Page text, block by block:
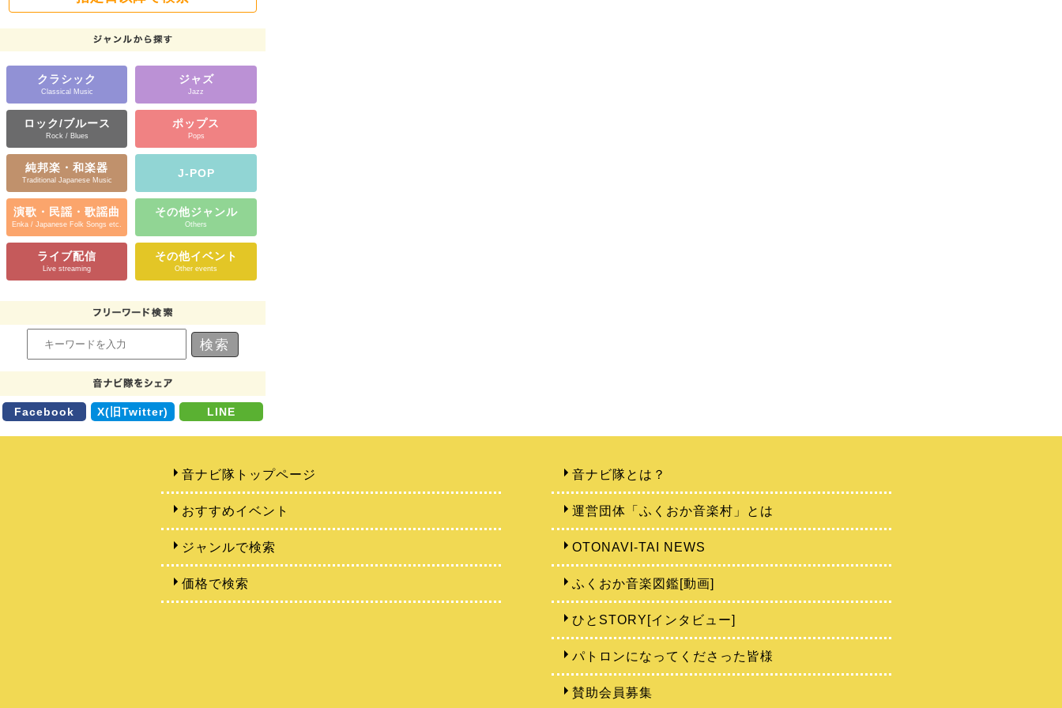
クラシック
Classical Music
ジャズ
Jazz
ロック/ブルース
Rock / Blues
ポップス
Pops
純邦楽・和楽器
Traditional Japanese Music
J-POP
演歌・民謡・歌謡曲
Enka / Japanese Folk Songs etc.
その他ジャンル
Others
ライブ配信
Live streaming
その他イベント
Other events
Facebook X(旧Twitter) LINE
音ナビ隊トップページ
おすすめイベント
ジャンルで検索
価格で検索
音ナビ隊とは？
運営団体「ふくおか音楽村」とは
OTONAVI-TAI NEWS
ふくおか音楽図鑑[動画]
ひとSTORY[インタビュー]
パトロンになってくださった皆様
賛助会員募集